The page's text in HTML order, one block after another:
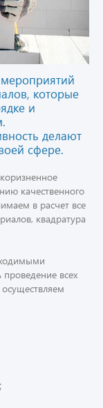
которые
и
делают
сфере.
качественного
в расчет все
квадратура
всех
;